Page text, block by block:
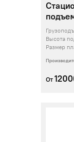
Высота
Размер
От